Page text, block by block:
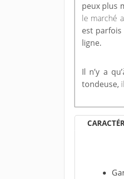
peux plus
le marché
est
ligne.
Il n’y a
tondeuse,